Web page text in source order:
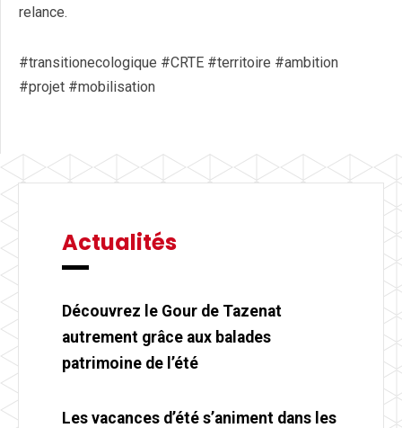
relance.
#transitionecologique #CRTE #territoire #ambition
#projet #mobilisation
Actualités
Découvrez le Gour de Tazenat
autrement grâce aux balades
patrimoine de l’été
Les vacances d’été s’animent dans les